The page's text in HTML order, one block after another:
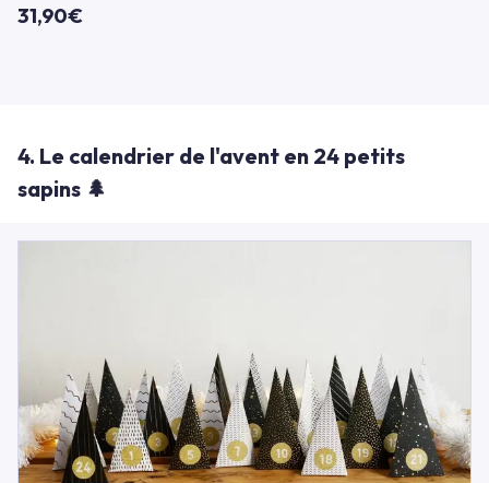
31,90€
4. Le calendrier de l'avent en 24 petits
sapins 🌲